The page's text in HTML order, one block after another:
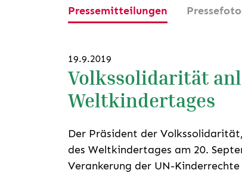
Pressemitteilungen
19.9.2019
Volkssolidarität
Weltkindertages
Der Präsident der
des Weltkindertages am 20.
Verankerung der UN-